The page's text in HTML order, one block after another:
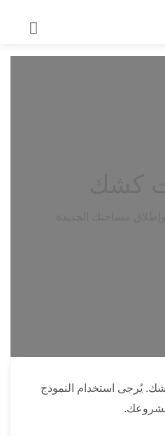
يُرجى استخدام النموذج